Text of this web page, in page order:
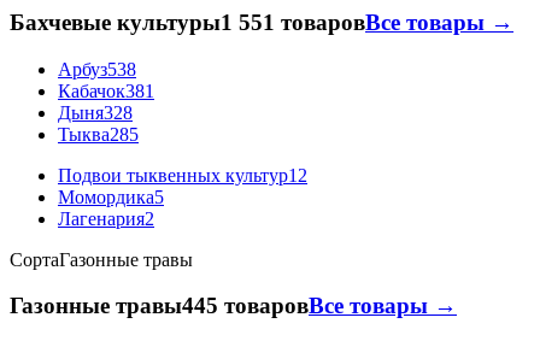
Бахчевые культуры1 551 товаровВсе товары →
Арбуз538
Кабачок381
Дыня328
Тыква285
Подвои тыквенных культур12
Момордика5
Лагенария2
СортаГазонные травы
Газонные травы445 товаровВсе товары →